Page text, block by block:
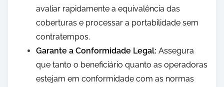
avaliar rapidamente a equivalência das
coberturas e processar a portabilidade sem
contratempos.
Garante a Conformidade Legal: Assegura
que tanto o beneficiário quanto as operadoras
estejam em conformidade com as normas